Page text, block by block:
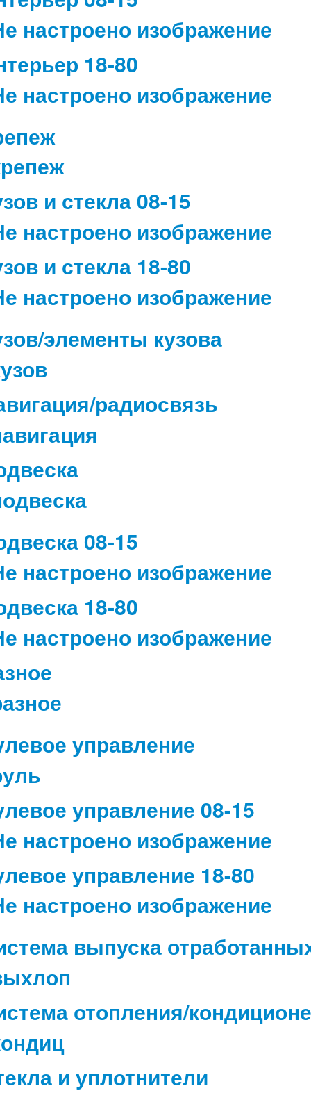
18-80
и стекла 08-15
и стекла 18-80
элементы кузова
радиосвязь
08-15
18-80
управление
управление 08-15
управление 18-80
выпуска
отопления/
и уплотнители